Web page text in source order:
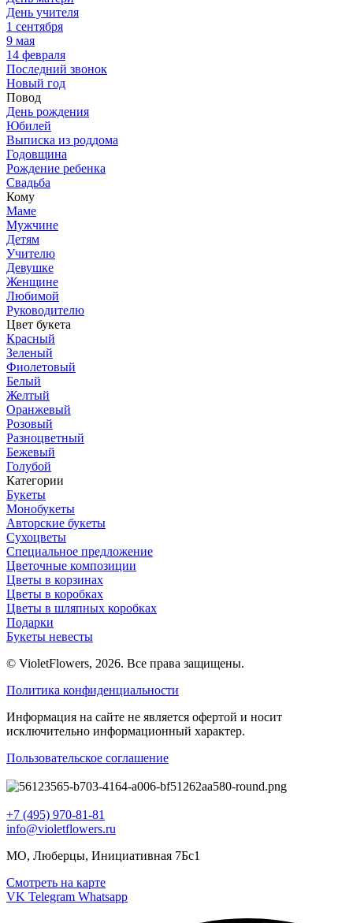
День учителя
1 сентября
9 мая
14 февраля
Последний звонок
Новый год
Повод
День рождения
Юбилей
Выписка из роддома
Годовщина
Рождение ребенка
Свадьба
Кому
Маме
Мужчине
Детям
Учителю
Девушке
Женщине
Любимой
Руководителю
Цвет букета
Красный
Зеленый
Фиолетовый
Белый
Желтый
Оранжевый
Розовый
Разноцветный
Бежевый
Голубой
Категории
Букеты
Монобукеты
Авторские букеты
Сухоцветы
Специальное предложение
Цветочные композиции
Цветы в корзинах
Цветы в коробках
Цветы в шляпных коробках
Подарки
Букеты невесты
© VioletFlowers, 2026. Все права защищены.
Политика конфиденциальности
Информация на сайте не является офертой и носит
исключительно информационный характер.
Пользовательское соглашение
+7 (495) 970-81-81
info@violetflowers.ru
МО, Люберцы, Инициативная 7Бс1
Смотреть на карте
VK Telegram Whatsapp